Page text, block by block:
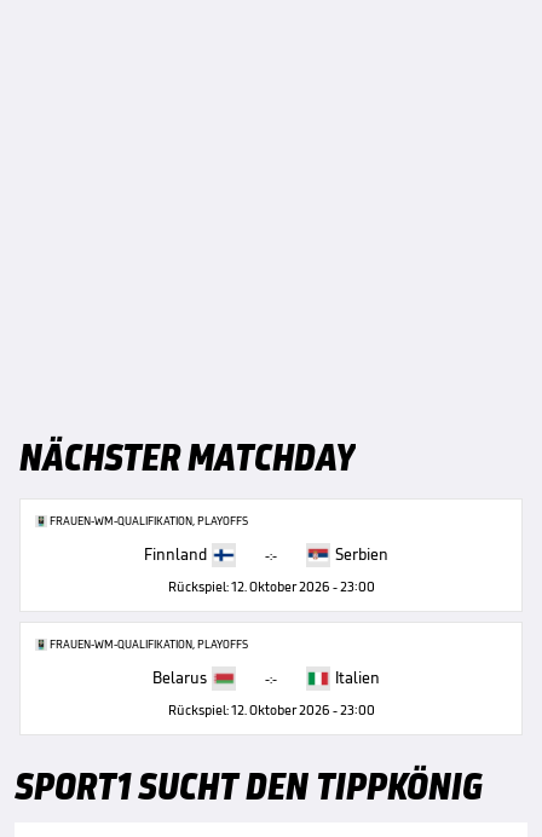
NÄCHSTER MATCHDAY
FRAUEN-WM-QUALIFIKATION, PLAYOFFS
Finnland -:- Serbien
Rückspiel: 12. Oktober 2026 - 23:00
FRAUEN-WM-QUALIFIKATION, PLAYOFFS
Belarus -:- Italien
Rückspiel: 12. Oktober 2026 - 23:00
SPORT1 SUCHT DEN TIPPKÖNIG